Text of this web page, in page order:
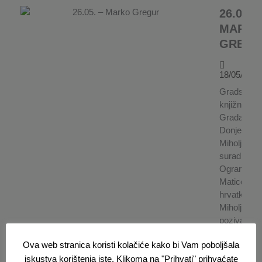
26.05. –
18/05/2026
Gradska
knjižnica
Grada
Donjeg
Miholjca u
suradnji s
Ogrankom
Matice
hrvatke
Miholjac
poziva...
27.5. –
Ova web stranica koristi kolačiće kako bi Vam poboljšala
iskustva korištenja iste. Klikoma na "Prihvati" prihvaćate